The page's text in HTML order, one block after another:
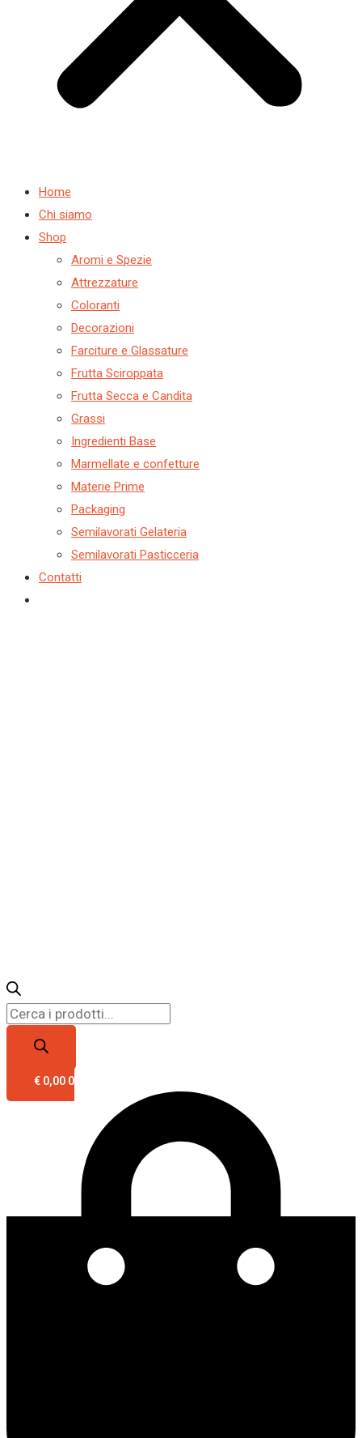
Home
Chi siamo
Shop
Aromi e Spezie
Attrezzature
Coloranti
Decorazioni
Farciture e Glassature
Frutta Sciroppata
Frutta Secca e Candita
Grassi
Ingredienti Base
Marmellate e confetture
Materie Prime
Packaging
Semilavorati Gelateria
Semilavorati Pasticceria
Contatti
€ 0,00 0